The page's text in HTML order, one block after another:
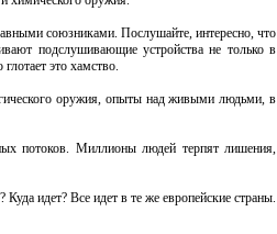
союзниками. Послушайте, интересно, что
подслушивающие устройства не только в
это хамство.
оружия, опыты над живыми людьми, в
потоков. Миллионы людей терпят лишения,
идет? Все идет в те же европейские страны.